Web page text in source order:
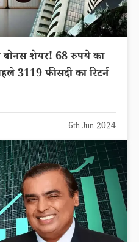
बोनस शेयर! 68 रुपये का
3119 फीसदी का रिटर्न
6th Jun 2024